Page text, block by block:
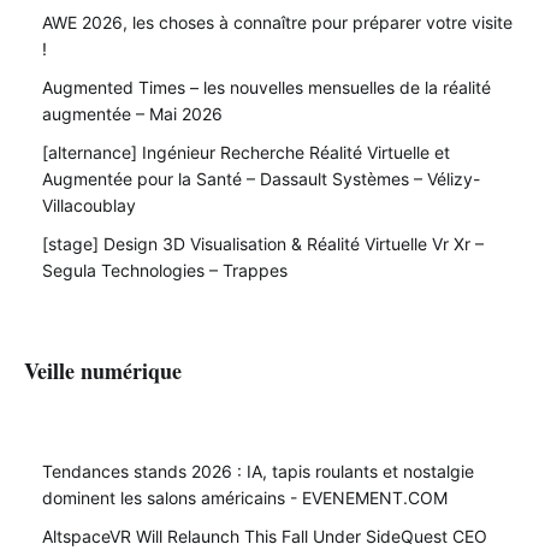
AWE 2026, les choses à connaître pour préparer votre visite
!
Augmented Times – les nouvelles mensuelles de la réalité
augmentée – Mai 2026
[alternance] Ingénieur Recherche Réalité Virtuelle et
Augmentée pour la Santé – Dassault Systèmes – Vélizy-
Villacoublay
[stage] Design 3D Visualisation & Réalité Virtuelle Vr Xr –
Segula Technologies – Trappes
Veille numérique
Tendances stands 2026 : IA, tapis roulants et nostalgie
dominent les salons américains - EVENEMENT.COM
AltspaceVR Will Relaunch This Fall Under SideQuest CEO